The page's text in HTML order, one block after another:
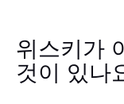
위스키가
것이 있나